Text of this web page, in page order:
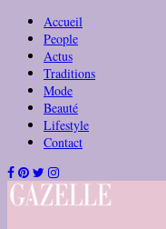
Accueil
People
Actus
Traditions
Mode
Beauté
Lifestyle
Contact